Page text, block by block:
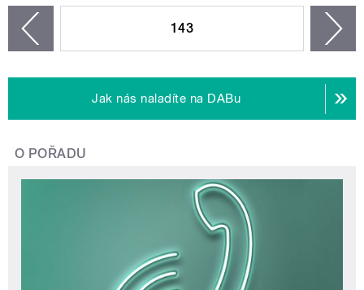
143
Jak nás naladíte na DABu
O POŘADU